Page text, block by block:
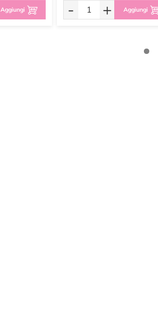
Aggiungi - + Aggiungi